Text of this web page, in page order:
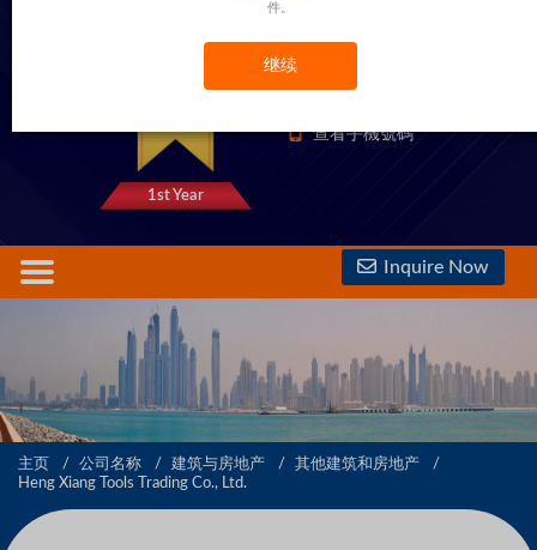
件。
继续
1st Year
1333 Trust Points
查看手機號碼
Inquire Now
主页 公司名称 建筑与房地产
其他建筑和房地产
Heng Xiang Tools Trading Co., Ltd.